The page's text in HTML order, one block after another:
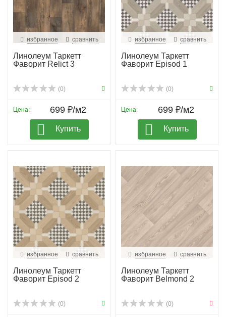
избранное сравнить
Линолеум Таркетт
Фаворит Relict 3
(0)
Цена: 699 ₽/м2
Купить
избранное сравнить
Линолеум Таркетт
Фаворит Episod 1
(0)
Цена: 699 ₽/м2
Купить
избранное сравнить
Линолеум Таркетт
Фаворит Episod 2
(0)
избранное сравнить
Линолеум Таркетт
Фаворит Belmond 2
(0)